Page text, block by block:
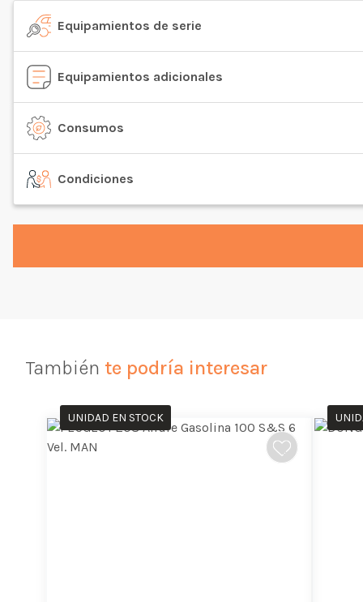
Equipamientos de serie
Equipamientos adicionales
Consumos
Condiciones
También te podría interesar
UNIDAD EN STOCK